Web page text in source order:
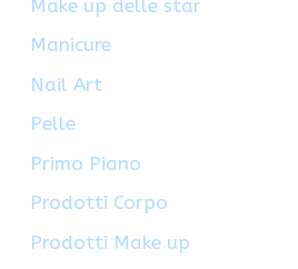
Make up delle star
Manicure
Nail Art
Pelle
Primo Piano
Prodotti Corpo
Prodotti Make up